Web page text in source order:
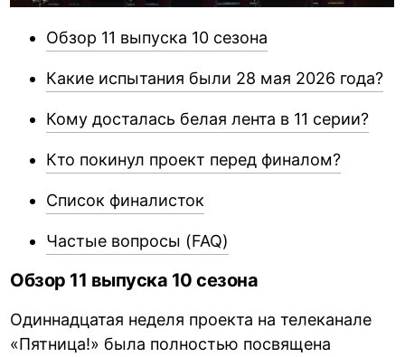
Обзор 11 выпуска 10 сезона
Какие испытания были 28 мая 2026 года?
Кому досталась белая лента в 11 серии?
Кто покинул проект перед финалом?
Список финалисток
Частые вопросы (FAQ)
Обзор 11 выпуска 10 сезона
Одиннадцатая неделя проекта на телеканале
«Пятница!» была полностью посвящена